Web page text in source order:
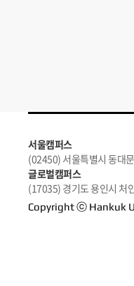
서울캠퍼스
(02450) 서울특별시 동대
글로벌캠퍼스
(17035) 경기도 용인시 처
Copyright ⓒ Hankuk